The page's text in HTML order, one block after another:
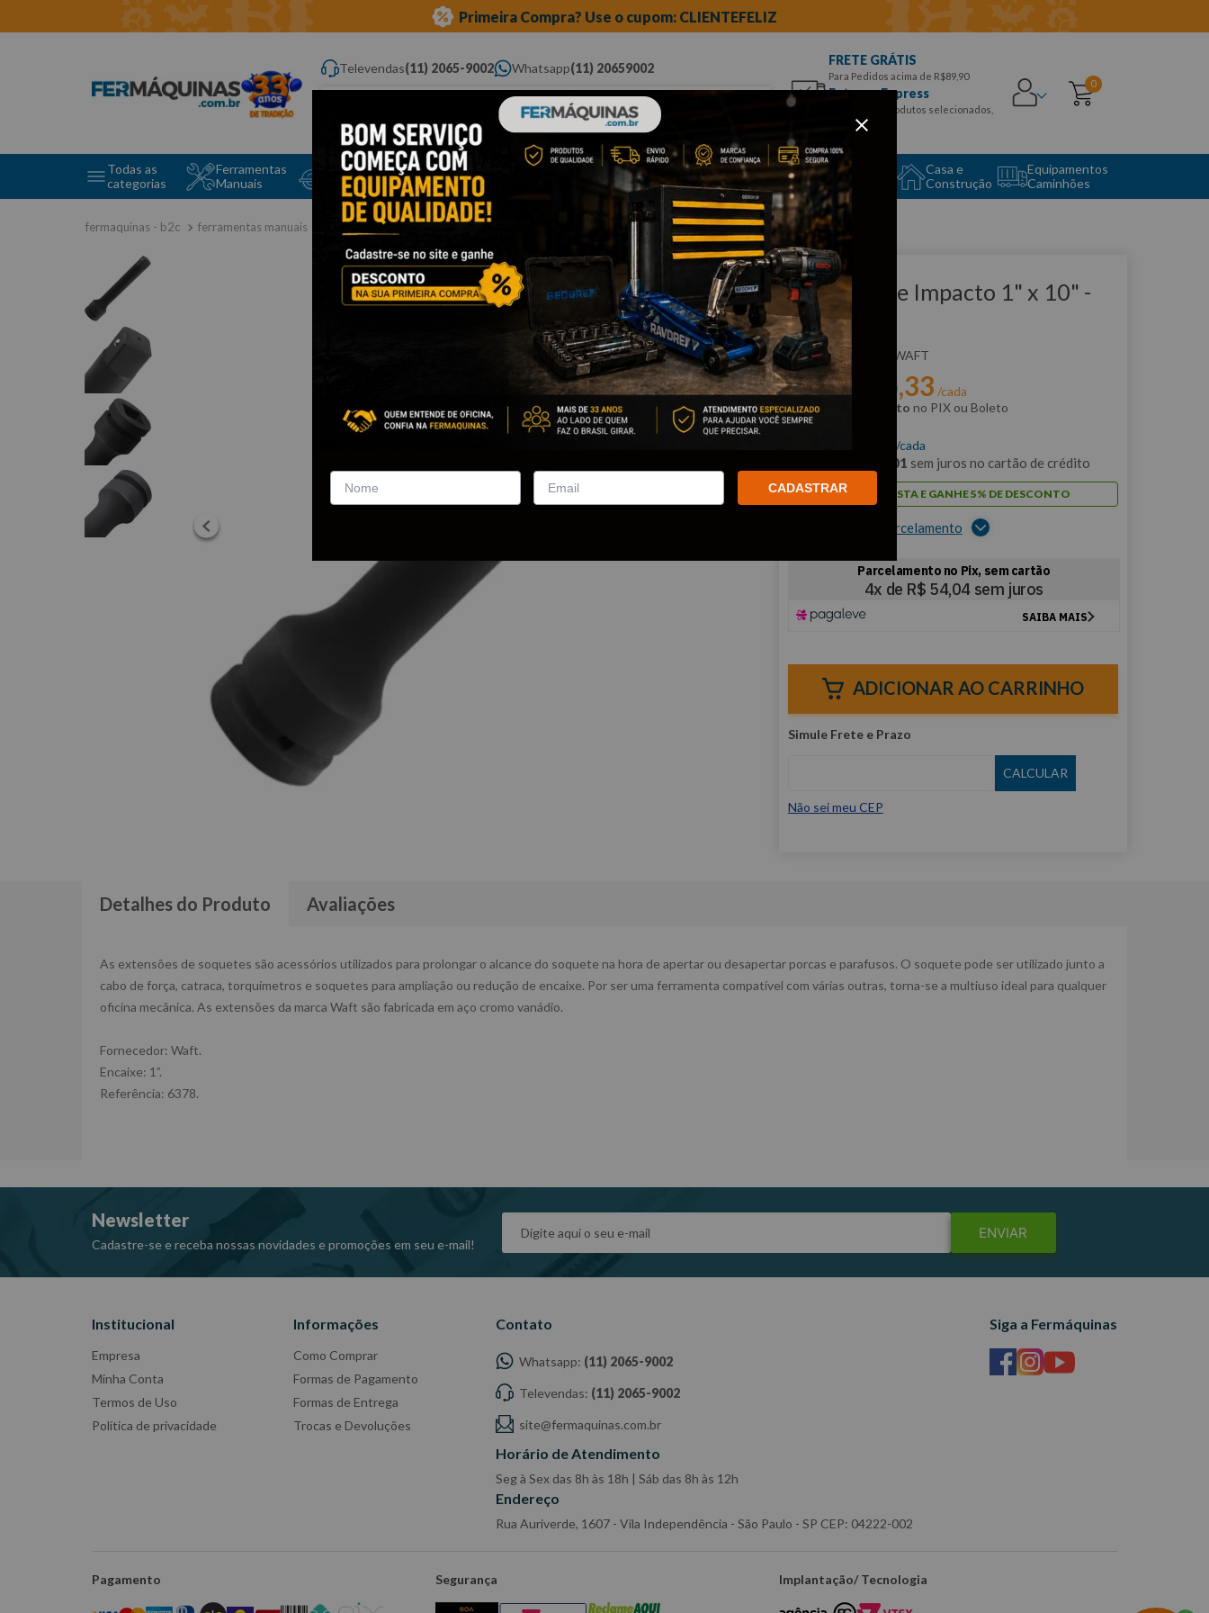
Primeira Compra? Use o cupom: CLIENTEFELIZ
Televendas(11) 2065-9002 Whatsapp(11) 20659002
Digite aqui o que você procura...
FRETE GRÁTIS
Para Pedidos acima de R$89,90
Entrega Express
para CEPS e produtos selecionados,
Aproveite!
0
Todas as
categorias
Ferramentas
Manuais
Ferramentas Elétricas
e Máquinas
Ferramentas
Ferramentas
Automotivas Especiais
Equipamento
Auto Center
Casa e
Construção
Equipamentos
Caminhões
ferramentas manuais extensão para soquete impacto
Clique e veja!
Extensão de Impacto 1" x 10" -
WAFT
:F6378 WAFT
Por:R$ 205,33 /cada
com5% de desconto no PIX ou Boleto
/cada
01 sem juros no cartão de crédito
PAGUE À VISTA E GANHE 5% DE DESCONTO
Ver opções de parcelamento
ADICIONAR AO CARRINHO
Não sei meu CEP
Detalhes do Produto Avaliações
As extensões de soquetes são acessórios utilizados para prolongar o alcance do soquete na hora de apertar ou desapertar porcas e parafusos. O soquete pode ser utilizado junto a
cabo de força, catraca, torquímetros e soquetes para ampliação ou redução de encaixe. Por ser uma ferramenta compatível com várias outras, torna-se a multiuso ideal para qualquer
oficina mecânica. As extensões da marca Waft são fabricada em aço cromo vanádio.
Fornecedor: Waft.
Encaixe: 1”.
Referência: 6378.
Newsletter
Cadastre-se e receba nossas novidades e promoções em seu e-mail!
ENVIAR
Institucional
Empresa
Minha Conta
Termos de Uso
Política de privacidade
Informações
Como Comprar
Formas de Pagamento
Formas de Entrega
Trocas e Devoluções
Contato
Whatsapp: (11) 2065-9002
Televendas: (11) 2065-9002
site@fermaquinas.com.br
Horário de Atendimento
Seg à Sex das 8h às 18h | Sáb das 8h às 12h
Endereço
Rua Auriverde, 1607 - Vila Independência - São Paulo - SP CEP: 04222-002
Siga a Fermáquinas
Pagamento Segurança Implantação/ Tecnologia
CADASTRAR